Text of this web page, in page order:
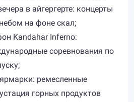
в айгергерте: концерты
на фоне скал;
Kandahar Inferno:
соревнования по
ремесленные
горных продуктов